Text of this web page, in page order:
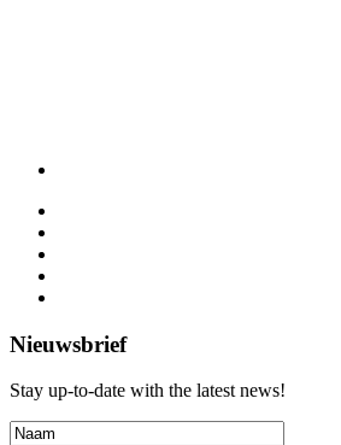
Nieuwsbrief
Stay up-to-date with the latest news!